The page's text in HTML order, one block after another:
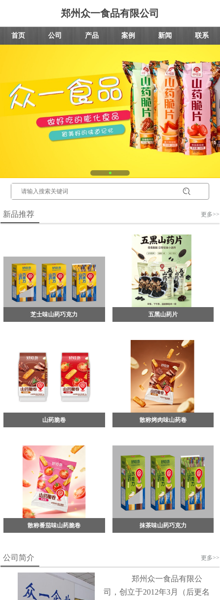
郑州众一食品有限公司
首页 公司 产品 案例 新闻 联系
新品推荐 更多>>
芝士味山药巧克力 五黑山药片
山药脆卷 散称烤肉味山药卷
散称番茄味山药脆卷 抹茶味山药巧克力
公司简介 更多>>
郑州众一食品有限公
司，创立于2012年3月（后更名